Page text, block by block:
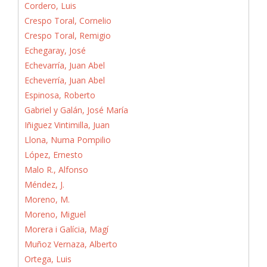
Cordero, Luis
Crespo Toral, Cornelio
Crespo Toral, Remigio
Echegaray, José
Echevarría, Juan Abel
Echeverría, Juan Abel
Espinosa, Roberto
Gabriel y Galán, José María
Iñiguez Vintimilla, Juan
Llona, Numa Pompilio
López, Ernesto
Malo R., Alfonso
Méndez, J.
Moreno, M.
Moreno, Miguel
Morera i Galícia, Magí
Muñoz Vernaza, Alberto
Ortega, Luis